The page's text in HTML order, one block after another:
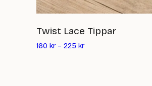
Twist Lace Tippar
160 kr – 225 kr